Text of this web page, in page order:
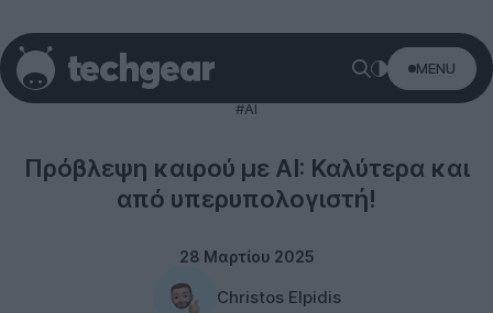
MENU
#AI
Πρόβλεψη καιρού με AI: Καλύτερα και
από υπερυπολογιστή!
28 Μαρτίου 2025
Christos Elpidis